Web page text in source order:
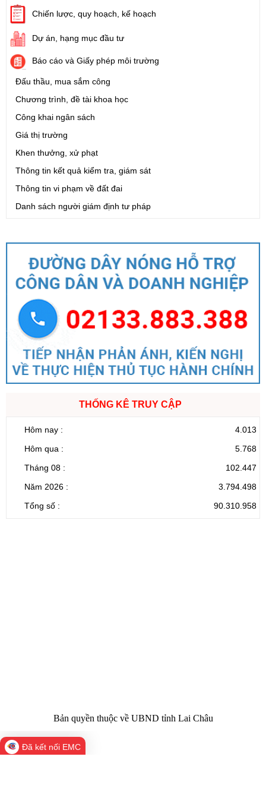
Chiến lược, quy hoạch, kế hoạch
Dự án, hạng mục đầu tư
Báo cáo và Giấy phép môi trường
Đấu thầu, mua sắm công
Chương trình, đề tài khoa học
Công khai ngân sách
Giá thị trường
Khen thưởng, xử phạt
Thông tin kết quả kiểm tra, giám sát
Thông tin vi phạm về đất đai
Danh sách người giám định tư pháp
THỐNG KÊ TRUY CẬP
Hôm nay :
4.013
Hôm qua :
5.768
Tháng 08 :
102.447
Năm 2026 :
3.794.498
Tổng số :
90.310.958
Bản quyền thuộc về UBND tỉnh Lai Châu
Đã kết nối EMC